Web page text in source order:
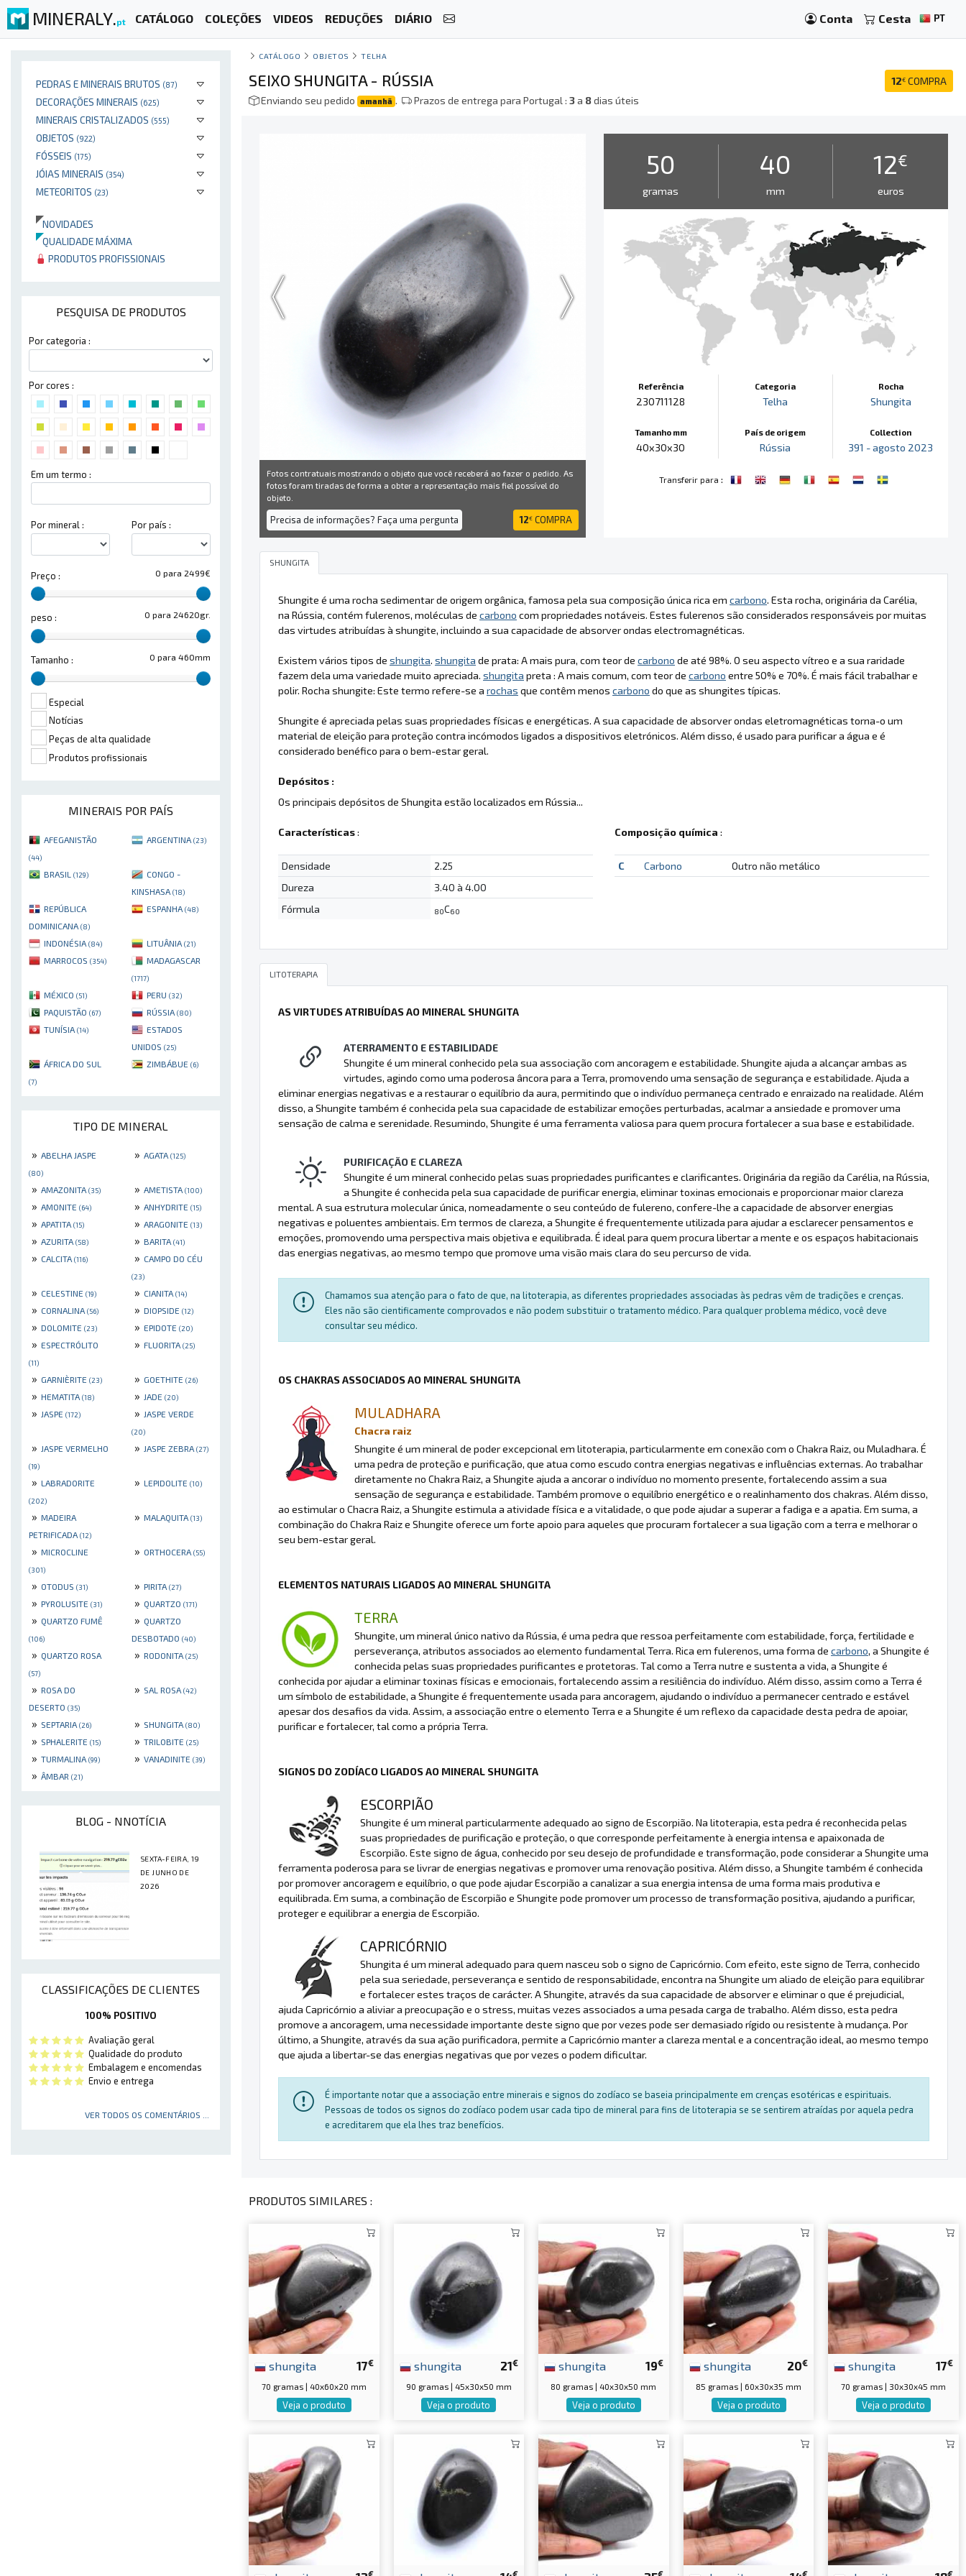
MINERALY.pt CATÁLOGO COLEÇÕES VIDEOS REDUÇÕES DIÁRIO Conta Cesta PT
PEDRAS E MINERAIS BRUTOS (87)
DECORAÇÕES MINERAIS (625)
MINERAIS CRISTALIZADOS (555)
OBJETOS (922)
FÓSSEIS (175)
JÓIAS MINERAIS (354)
METEORITOS (23)
NOVIDADES
QUALIDADE MÁXIMA
PRODUTOS PROFISSIONAIS
PESQUISA DE PRODUTOS
Por categoria :
Por cores :
Em um termo :
Por mineral : Por país :
0 para 2499€
Preço :
0 para 24620gr.
peso :
0 para 460mm
Tamanho :
Especial
Notícias
Peças de alta qualidade
Produtos profissionais
MINERAIS POR PAÍS
AFEGANISTÃO
(44)
ARGENTINA (23)
BRASIL (129)
CONGO -
KINSHASA (18)
REPÚBLICA
DOMINICANA (8)
ESPANHA (48)
INDONÉSIA (84) LITUÂNIA (21)
MARROCOS (354) MADAGASCAR
(1717)
MÉXICO (51) PERU (32)
PAQUISTÃO (67) RÚSSIA (80)
TUNÍSIA (14)
ESTADOS
UNIDOS (25)
ÁFRICA DO SUL
(7)
ZIMBÁBUE (6)
TIPO DE MINERAL
» ABELHA JASPE
(80)
» AGATA (125)
» AMAZONITA (35) » AMETISTA (100)
» AMONITE (64) » ANHYDRITE (15)
» APATITA (15) » ARAGONITE (13)
» AZURITA (58) » BARITA (41)
» CALCITA (116) » CAMPO DO CÉU
(23)
» CELESTINE (19) » CIANITA (14)
» CORNALINA (56) » DIOPSIDE (12)
» DOLOMITE (23) » EPIDOTE (20)
» ESPECTRÓLITO
(11)
» FLUORITA (25)
» GARNIÈRITE (23) » GOETHITE (26)
» HEMATITA (18) » JADE (20)
» JASPE (172) » JASPE VERDE
(20)
» JASPE VERMELHO
(19)
» JASPE ZEBRA (27)
» LABRADORITE
(202)
» LEPIDOLITE (10)
» MADEIRA
PETRIFICADA (12)
» MALAQUITA (13)
» MICROCLINE
(301)
» ORTHOCERA (55)
» OTODUS (31) » PIRITA (27)
» PYROLUSITE (31) » QUARTZO (171)
» QUARTZO FUMÊ
(106)
» QUARTZO
DESBOTADO (40)
» QUARTZO ROSA
(57)
» RODONITA (25)
» ROSA DO
DESERTO (35)
» SAL ROSA (42)
» SEPTARIA (26) » SHUNGITA (80)
» SPHALERITE (15) » TRILOBITE (25)
» TURMALINA (99) » VANADINITE (39)
» ÂMBAR (21)
BLOG - NNOTÍCIA
SEXTA-FEIRA, 19
DE JUNHO DE
2026
CLASSIFICAÇÕES DE CLIENTES
100% POSITIVO
Avaliação geral
Qualidade do produto
Embalagem e encomendas
Envio e entrega
VER TODOS OS COMENTÁRIOS ...
CATÁLOGO OBJETOS TELHA
12€ COMPRA
SEIXO SHUNGITA - RÚSSIA
Enviando seu pedido amanhã . Prazos de entrega para Portugal :3a 8dias úteis
Fotos contratuais mostrando o objeto que você receberá ao fazer o pedido. As
fotos foram tiradas de forma a obter a representação mais fiel possível do
objeto.
Precisa de informações? Faça uma pergunta 12€ COMPRA
50
gramas
40
mm
12€
euros
Referência
230711128
Tamanho mm
40x30x30
Categoria
Telha
País de origem
Rússia
Rocha
Shungita
Collection
391 - agosto 2023
Transferir para :
SHUNGITA
Shungite é uma rocha sedimentar de origem orgânica, famosa pela sua composição única rica em carbono. Esta rocha, originária da Carélia,
na Rússia, contém fulerenos, moléculas de carbono com propriedades notáveis. Estes fulerenos são considerados responsáveis por muitas
das virtudes atribuídas à shungite, incluindo a sua capacidade de absorver ondas electromagnéticas.
Existem vários tipos de shungita. shungita de prata: A mais pura, com teor de carbono de até 98%. O seu aspecto vítreo e a sua raridade
fazem dela uma variedade muito apreciada. shungita preta : A mais comum, com teor de carbono entre 50% e 70%. É mais fácil trabalhar e
polir. Rocha shungite: Este termo refere-se a rochas que contêm menos carbono do que as shungites típicas.
Shungite é apreciada pelas suas propriedades físicas e energéticas. A sua capacidade de absorver ondas eletromagnéticas torna-o um
material de eleição para proteção contra incómodos ligados a dispositivos eletrónicos. Além disso, é usado para purificar a água e é
considerado benéfico para o bem-estar geral.
Depósitos :
Os principais depósitos de Shungita estão localizados em Rússia...
Características:
Densidade
2.25
Dureza
3.40 à 4.00
Fórmula
80C60
Composição química :
C Carbono Outro não metálico
LITOTERAPIA
AS VIRTUDES ATRIBUÍDAS AO MINERAL SHUNGITA
ATERRAMENTO E ESTABILIDADE
Shungite é um mineral conhecido pela sua associação com ancoragem e estabilidade. Shungite ajuda a alcançar ambas as
virtudes, agindo como uma poderosa âncora para a Terra, promovendo uma sensação de segurança e estabilidade. Ajuda a
eliminar energias negativas e a restaurar o equilíbrio da aura, permitindo que o indivíduo permaneça centrado e enraizado na realidade. Além
disso, a Shungite também é conhecida pela sua capacidade de estabilizar emoções perturbadas, acalmar a ansiedade e promover uma
sensação de calma e serenidade. Resumindo, Shungite é uma ferramenta valiosa para quem procura fortalecer a sua base e estabilidade.
PURIFICAÇÃO E CLAREZA
Shungite é um mineral conhecido pelas suas propriedades purificantes e clarificantes. Originária da região da Carélia, na Rússia,
a Shungite é conhecida pela sua capacidade de purificar energia, eliminar toxinas emocionais e proporcionar maior clareza
mental. A sua estrutura molecular única, nomeadamente o seu conteúdo de fulereno, confere-lhe a capacidade de absorver energias
negativas e poluentes ambientais. Em termos de clareza, a Shungite é frequentemente utilizada para ajudar a esclarecer pensamentos e
emoções, promovendo uma perspectiva mais objetiva e equilibrada. É ideal para quem procura libertar a mente e os espaços habitacionais
das energias negativas, ao mesmo tempo que promove uma visão mais clara do seu percurso de vida.
Chamamos sua atenção para o fato de que, na litoterapia, as diferentes propriedades associadas às pedras vêm de tradições e crenças.
Eles não são cientificamente comprovados e não podem substituir o tratamento médico. Para qualquer problema médico, você deve
consultar seu médico.
OS CHAKRAS ASSOCIADOS AO MINERAL SHUNGITA
MULADHARA
Chacra raiz
Shungite é um mineral de poder excepcional em litoterapia, particularmente em conexão com o Chakra Raiz, ou Muladhara. É
uma pedra de proteção e purificação, que atua como escudo contra energias negativas e influências externas. Ao trabalhar
diretamente no Chakra Raiz, a Shungite ajuda a ancorar o indivíduo no momento presente, fortalecendo assim a sua
sensação de segurança e estabilidade. Também promove o equilíbrio energético e o realinhamento dos chakras. Além disso,
ao estimular o Chacra Raiz, a Shungite estimula a atividade física e a vitalidade, o que pode ajudar a superar a fadiga e a apatia. Em suma, a
combinação do Chakra Raiz e Shungite oferece um forte apoio para aqueles que procuram fortalecer a sua ligação com a terra e melhorar o
seu bem-estar geral.
ELEMENTOS NATURAIS LIGADOS AO MINERAL SHUNGITA
TERRA
Shungite, um mineral único nativo da Rússia, é uma pedra que ressoa perfeitamente com estabilidade, força, fertilidade e
perseverança, atributos associados ao elemento fundamental Terra. Rica em fulerenos, uma forma de carbono, a Shungite é
conhecida pelas suas propriedades purificantes e protetoras. Tal como a Terra nutre e sustenta a vida, a Shungite é
conhecida por ajudar a eliminar toxinas físicas e emocionais, fortalecendo assim a resiliência do indivíduo. Além disso, assim como a Terra é
um símbolo de estabilidade, a Shungite é frequentemente usada para ancoragem, ajudando o indivíduo a permanecer centrado e estável
apesar dos desafios da vida. Assim, a associação entre o elemento Terra e a Shungite é um reflexo da capacidade desta pedra de apoiar,
purificar e fortalecer, tal como a própria Terra.
SIGNOS DO ZODÍACO LIGADOS AO MINERAL SHUNGITA
ESCORPIÃO
Shungite é um mineral particularmente adequado ao signo de Escorpião. Na litoterapia, esta pedra é reconhecida pelas
suas propriedades de purificação e proteção, o que corresponde perfeitamente à energia intensa e apaixonada de
Escorpião. Este signo de água, conhecido por seu desejo de profundidade e transformação, pode considerar a Shungite uma
ferramenta poderosa para se livrar de energias negativas e promover uma renovação positiva. Além disso, a Shungite também é conhecida
por promover ancoragem e equilíbrio, o que pode ajudar Escorpião a canalizar a sua energia intensa de uma forma mais produtiva e
equilibrada. Em suma, a combinação de Escorpião e Shungite pode promover um processo de transformação positiva, ajudando a purificar,
proteger e equilibrar a energia de Escorpião.
CAPRICÓRNIO
Shungita é um mineral adequado para quem nasceu sob o signo de Capricórnio. Com efeito, este signo de Terra, conhecido
pela sua seriedade, perseverança e sentido de responsabilidade, encontra na Shungite um aliado de eleição para equilibrar
e fortalecer estes traços de carácter. A Shungite, através da sua capacidade de absorver e eliminar o que é prejudicial,
ajuda Capricórnio a aliviar a preocupação e o stress, muitas vezes associados a uma pesada carga de trabalho. Além disso, esta pedra
promove a ancoragem, uma necessidade importante deste signo que por vezes pode ser demasiado rígido ou resistente à mudança. Por
último, a Shungite, através da sua ação purificadora, permite a Capricórnio manter a clareza mental e a concentração ideal, ao mesmo tempo
que ajuda a libertar-se das energias negativas que por vezes o podem dificultar.
É importante notar que a associação entre minerais e signos do zodíaco se baseia principalmente em crenças esotéricas e espirituais.
Pessoas de todos os signos do zodíaco podem usar cada tipo de mineral para fins de litoterapia se se sentirem atraídas por aquela pedra
e acreditarem que ela lhes traz benefícios.
PRODUTOS SIMILARES :
17€
shungita
70 gramas | 40x60x20 mm
Veja o produto
21€
shungita
90 gramas | 45x30x50 mm
Veja o produto
19€
shungita
80 gramas | 40x30x50 mm
Veja o produto
20€
shungita
85 gramas | 60x30x35 mm
Veja o produto
17€
shungita
70 gramas | 30x30x45 mm
Veja o produto
€ € € € €